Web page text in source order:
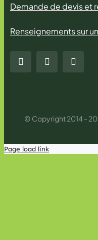
Demande de devis et
Renseignements sur
© Copyright 2014 -
Page load link